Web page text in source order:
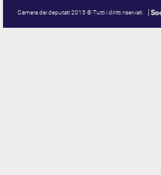
Camera dei deputati 2015 © Tutti i diritti riservati